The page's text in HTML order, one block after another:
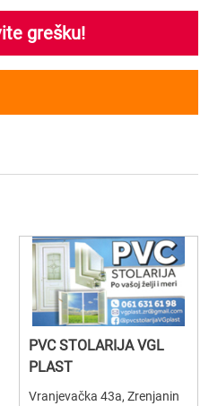
grešku!
PVC STOLARIJA VGL
PLAST
Vranjevačka 43a, Zrenjanin